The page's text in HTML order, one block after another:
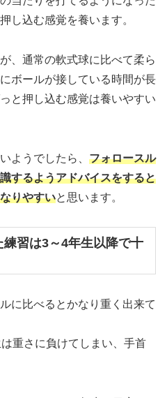
し込む感覚を養います。
、通常の軟式球に比べて柔ら
ボールが接している時間が長
と押し込む感覚は養いやすい
ようでしたら、 フォロースル
するようアドバイスをすると
りやすいと思います。
習は3～4年生以降で十
に比べるとかなり重く出来て
重さに負けてしまい、手首